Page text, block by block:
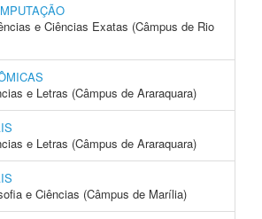
e Ciências Exatas (Câmpus de Rio
e Letras (Câmpus de Araraquara)
e Letras (Câmpus de Araraquara)
e Ciências (Câmpus de Marília)